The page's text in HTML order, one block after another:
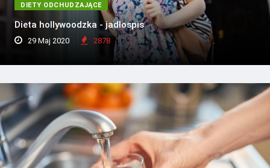
DIETY ODCHUDZAJĄCE
Dieta hollywoodzka - jadłospis
29 Maj 2020 2878